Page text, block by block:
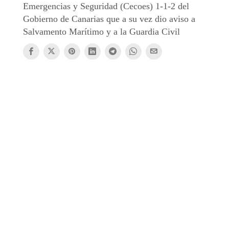
Emergencias y Seguridad (Cecoes) 1-1-2 del
Gobierno de Canarias que a su vez dio aviso a
Salvamento Marítimo y a la Guardia Civil